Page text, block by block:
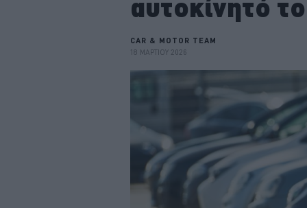
αυτοκίνητό
CAR & MOTOR TEAM
18 ΜΑΡΤΙΟΥ 2026